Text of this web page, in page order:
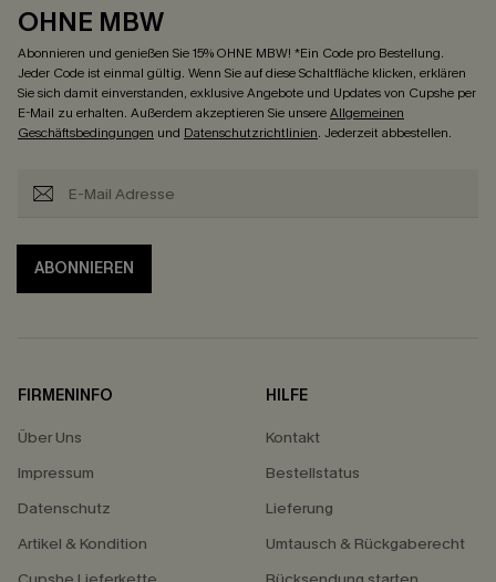
OHNE MBW
Abonnieren und genießen Sie 15% OHNE MBW! *Ein Code pro Bestellung.
Jeder Code ist einmal gültig. Wenn Sie auf diese Schaltfläche klicken, erklären
Sie sich damit einverstanden, exklusive Angebote und Updates von Cupshe per
E-Mail zu erhalten. Außerdem akzeptieren Sie unsereAllgemeinen
Geschäftsbedingungen und Datenschutzrichtlinien. Jederzeit abbestellen.
ABONNIEREN
FIRMENINFO
Über Uns
Impressum
Datenschutz
Artikel & Kondition
HILFE
Kontakt
Bestellstatus
Lieferung
Umtausch & Rückgaberecht